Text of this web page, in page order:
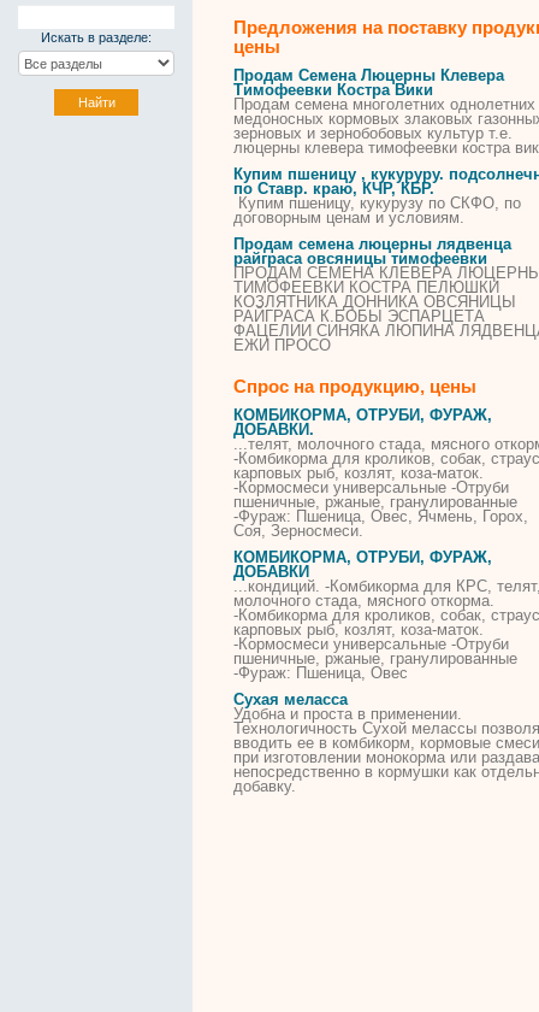
Искать в разделе:
Предложения на поставку
цены
Продам Семена Люцерны Клевера
Тимофеевки Костра Вики
Продам семена многолетних однолетних
медоносных кормовых злаковых
зерновых и зернобобовых культур т.е.
люцерны клевера тимофеевки костра
Купим пшеницу , кукуруру.
по Ставр. краю, КЧР, КБР.
Купим пшеницу, кукурузу по СКФО, по
договорным ценам и условиям.
Продам семена люцерны лядвенца
райграса овсяницы тимофеевки
ПРОДАМ СЕМЕНА КЛЕВЕРА
ТИМОФЕЕВКИ КОСТРА ПЕЛЮШКИ
КОЗЛЯТНИКА ДОННИКА ОВСЯНИЦЫ
РАЙГРАСА К.БОБЫ ЭСПАРЦЕТА
ФАЦЕЛИИ СИНЯКА ЛЮПИНА
ЕЖИ ПРОСО
Спрос на продукцию, цены
КОМБИКОРМА, ОТРУБИ, ФУРАЖ,
ДОБАВКИ.
...телят, молочного стада, мясного
-Комбикорма для кроликов, собак,
карповых рыб, козлят, коза-маток.
-Кормосмеси универсальные -Отруби
пшеничные, ржаные, гранулированные
-Фураж: Пшеница, Овес, Ячмень, Горох,
Соя, Зерносмеси.
КОМБИКОРМА, ОТРУБИ, ФУРАЖ,
ДОБАВКИ
...кондиций. -Комбикорма для КРС,
молочного стада, мясного откорма.
-Комбикорма для кроликов, собак,
карповых рыб, козлят, коза-маток.
-Кормосмеси универсальные -Отруби
пшеничные, ржаные, гранулированные
-Фураж: Пшеница, Овес
Сухая меласса
Удобна и проста в применении.
Технологичность Сухой мелассы
вводить ее в комбикорм, кормовые смеси
при изготовлении монокорма или
непосредственно в кормушки как
добавку.